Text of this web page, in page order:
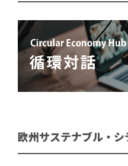
欧州サステナブル・シ